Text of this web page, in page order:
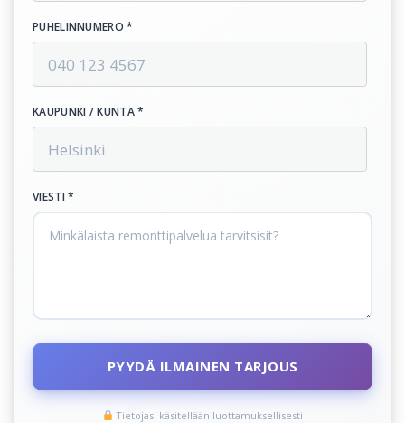
PUHELINNUMERO *
KAUPUNKI / KUNTA *
VIESTI *
PYYDÄ ILMAINEN TARJOUS
Tietojasi käsitellään luottamuksellisesti